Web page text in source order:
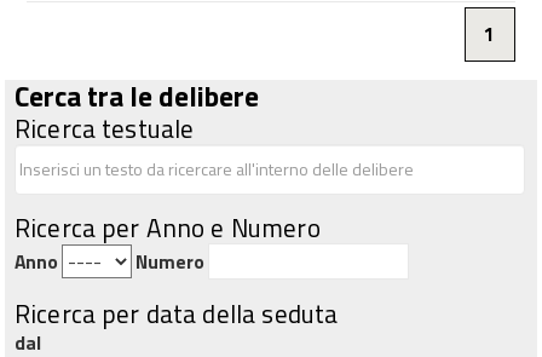
1
Cerca tra le delibere
Ricerca testuale
Ricerca per Anno e Numero
Anno Numero
Ricerca per data della seduta
dal